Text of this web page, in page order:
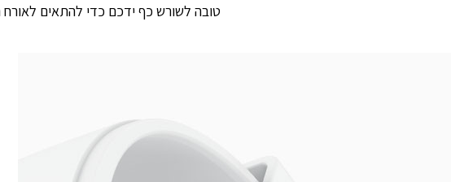
טובה לשורש כף ידכם כדי להתאים